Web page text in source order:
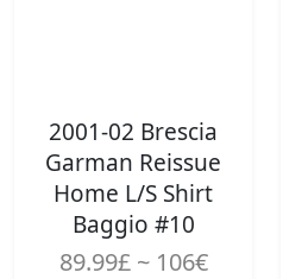
2001-02 Brescia
Garman Reissue
Home L/S Shirt
Baggio #10
89.99£ ~ 106€